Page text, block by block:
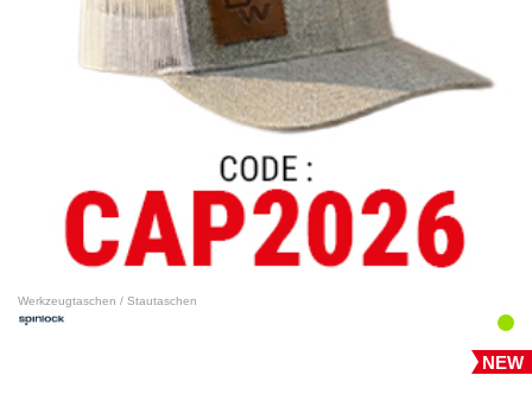
Werkzeugtaschen / Stautaschen
NEW